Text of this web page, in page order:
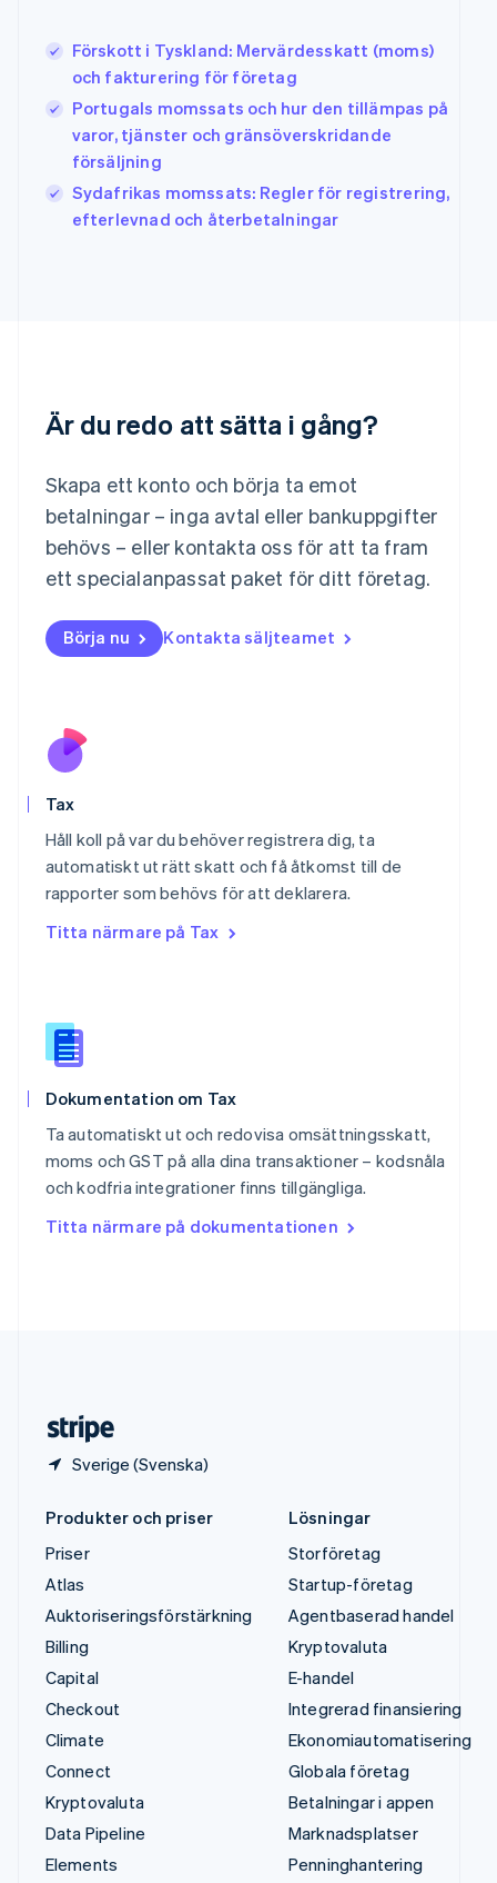
Förskott i Tyskland: Mervärdesskatt (moms)
och fakturering för företag
Portugals momssats och hur den tillämpas på
varor, tjänster och gränsöverskridande
försäljning
Sydafrikas momssats: Regler för registrering,
efterlevnad och återbetalningar
Är du redo att sätta i gång?
Skapa ett konto och börja ta emot
betalningar – inga avtal eller bankuppgifter
behövs – eller kontakta oss för att ta fram
ett specialanpassat paket för ditt företag.
Börja nu Kontakta säljteamet
Tax
Håll koll på var du behöver registrera dig, ta
automatiskt ut rätt skatt och få åtkomst till de
rapporter som behövs för att deklarera.
Titta närmare på Tax
Dokumentation om Tax
Ta automatiskt ut och redovisa omsättningsskatt,
moms och GST på alla dina transaktioner – kodsnåla
och kodfria integrationer finns tillgängliga.
Titta närmare på dokumentationen
Sverige (Svenska)
English
Italien
ItalianoEnglish
日本語English
Kanada
English Français
Kroatien
Français Deutsch English
Malta
English
Mexiko
Español English
Nederländerna
Norge
English
English
Portugal
Schweiz
DeutschFrançaisItalianoEnglish
Singapore
Slovakien
Spanien
Español
English
SvenskaEnglish
Thailand
ไทยEnglish
English
Produkter och priser
Priser
Atlas
Auktoriseringsförstärkning
Billing
Capital
Checkout
Climate
Connect
Kryptovaluta
Data Pipeline
Elements
Lösningar
Storföretag
Startup-företag
Agentbaserad handel
Kryptovaluta
E-handel
Integrerad finansiering
Ekonomiautomatisering
Globala företag
Betalningar i appen
Marknadsplatser
Penninghantering